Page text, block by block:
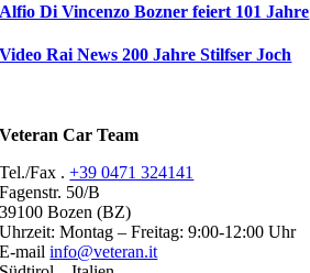
Alfio Di Vincenzo Bozner feiert 101 Jahre
Video Rai News 200 Jahre Stilfser Joch
Veteran Car Team
Tel./Fax .+39 0471 324141
Fagenstr. 50/B
39100 Bozen (BZ)
Uhrzeit: Montag – Freitag: 9:00-12:00 Uhr
E-mailinfo@veteran.it